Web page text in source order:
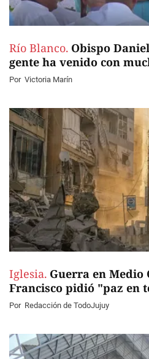
Río Blanco. Obispo
gente ha venido con
Por Victoria Marín
Iglesia. Guerra en Medio
Francisco pidió "paz en
Por Redacción de TodoJujuy